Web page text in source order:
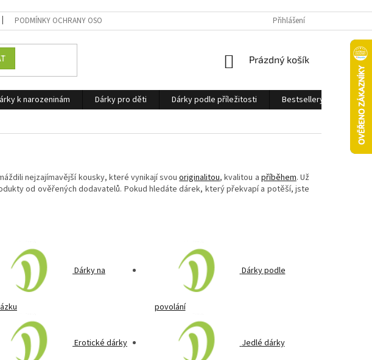
PODMÍNKY OCHRANY OSOBNÍCH ÚDAJŮ Přihlášení
NÁKUPNÍ
Prázdný košík
k narozeninám Dárky pro děti Dárky podle příležitosti Bestsellery
nejzajímavější kousky, které vynikají svouoriginalitou, kvalitou a příběhem. Už
od ověřených dodavatelů. Pokud hledáte dárek, který překvapí a potěší, jste
Dárky na Dárky podle
povolání
Erotické dárky Jedlé dárky